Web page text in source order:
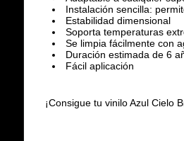
Instalación sencilla:
Estabilidad dimensional
Soporta temperaturas
Se limpia fácilmente con
Duración estimada de 6
Fácil aplicación
¡Consigue tu vinilo Azul Cielo